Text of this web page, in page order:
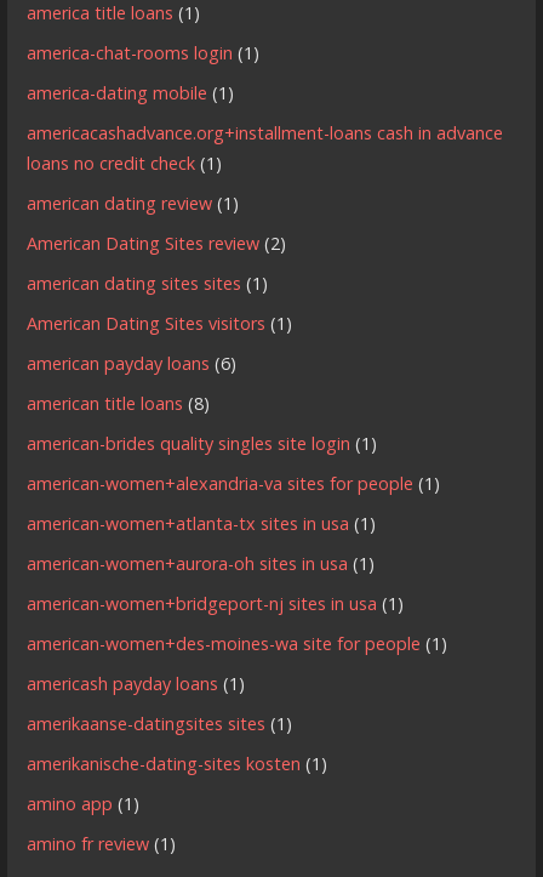
america title loans (1)
america-chat-rooms login (1)
america-dating mobile (1)
americacashadvance.org+installment-loans cash in advance
loans no credit check (1)
american dating review (1)
American Dating Sites review (2)
american dating sites sites (1)
American Dating Sites visitors (1)
american payday loans (6)
american title loans (8)
american-brides quality singles site login (1)
american-women+alexandria-va sites for people (1)
american-women+atlanta-tx sites in usa (1)
american-women+aurora-oh sites in usa (1)
american-women+bridgeport-nj sites in usa (1)
american-women+des-moines-wa site for people (1)
americash payday loans (1)
amerikaanse-datingsites sites (1)
amerikanische-dating-sites kosten (1)
amino app (1)
amino fr review (1)